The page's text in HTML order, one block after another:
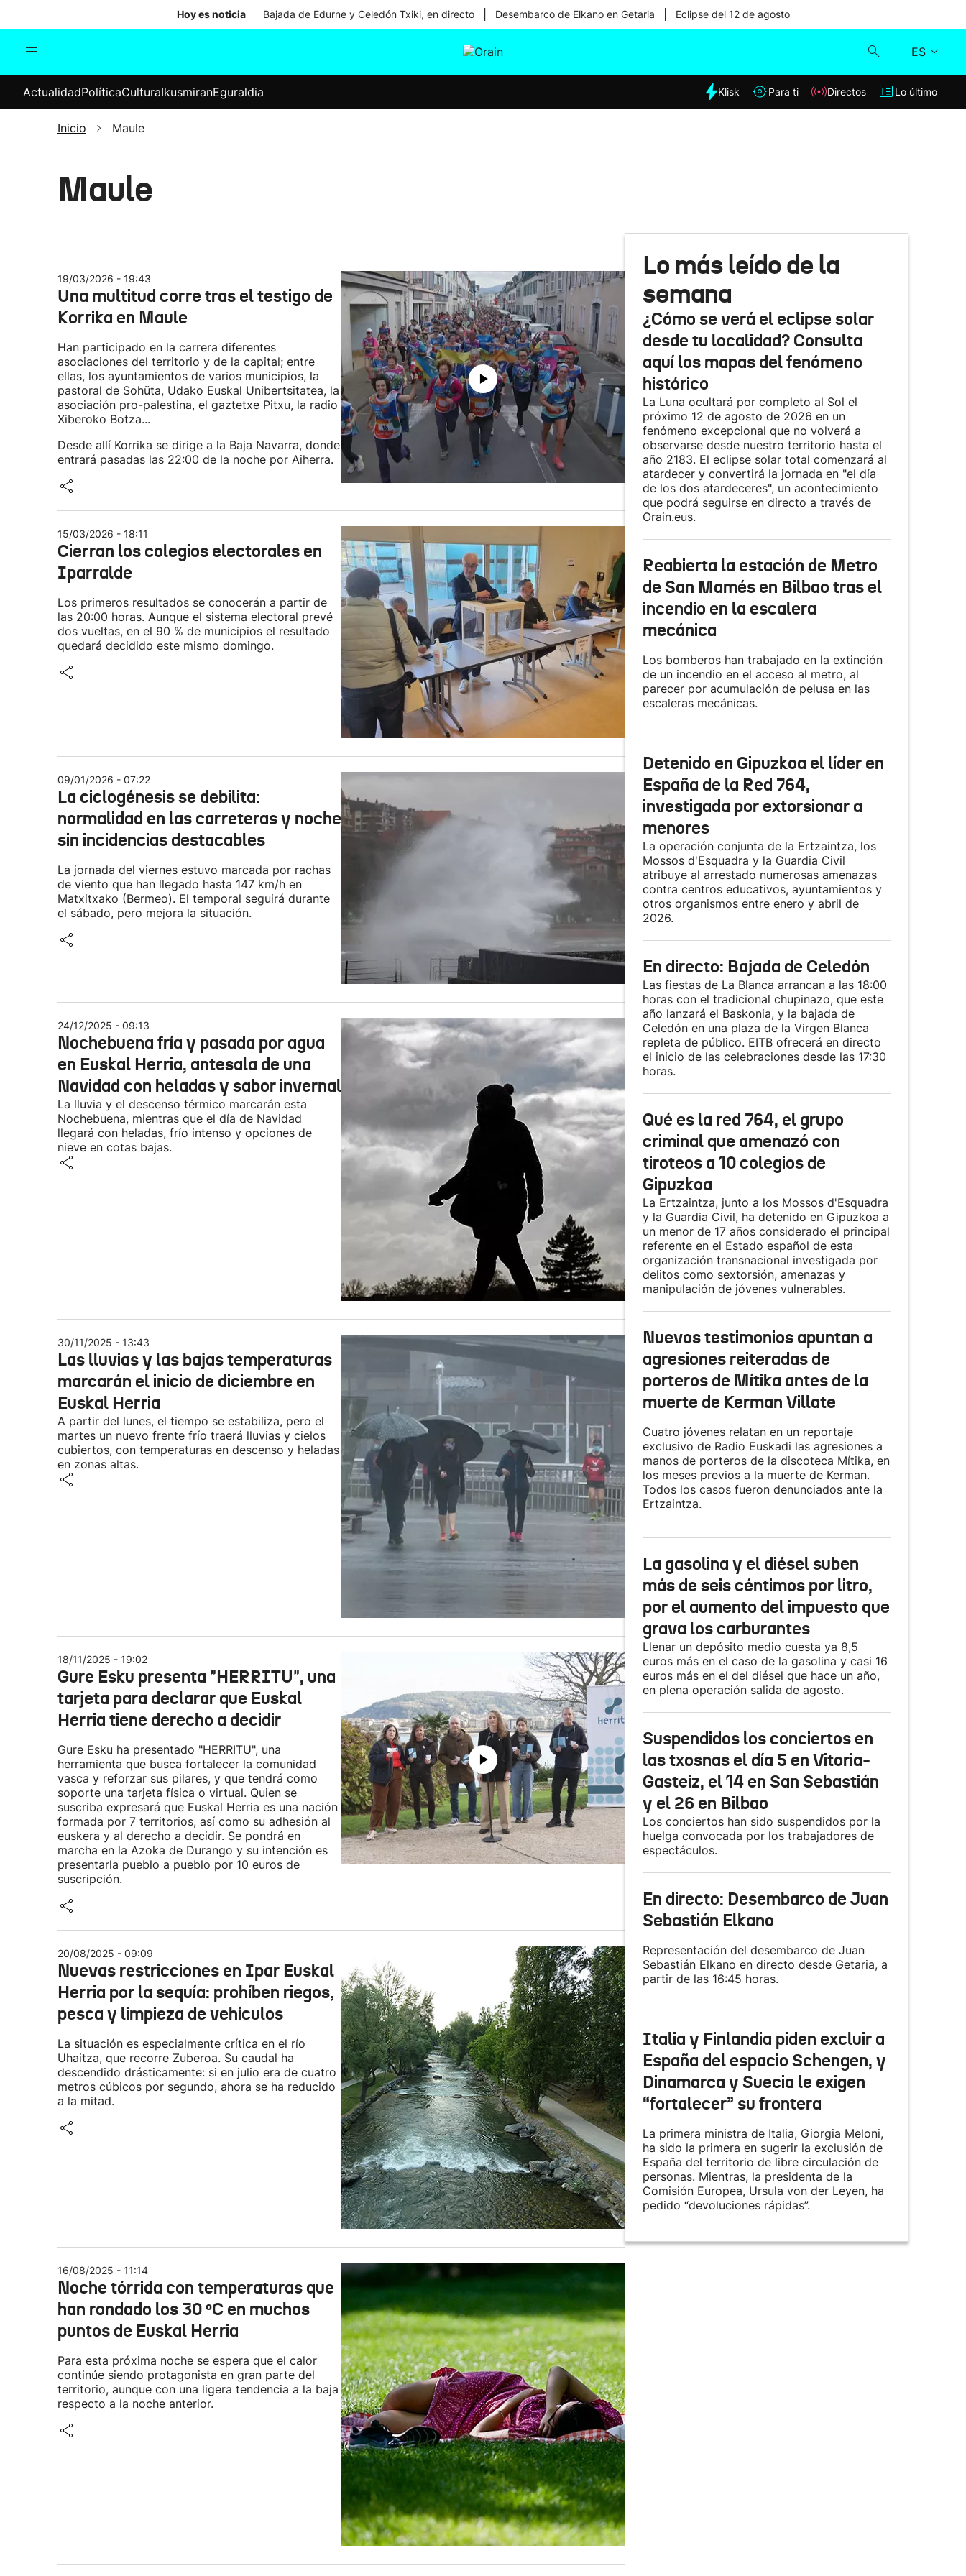
Hoy es noticia Bajada de Edurne y Celedón Txiki, en directo Desembarco de Elkano en Getaria Eclipse del 12 de agosto
ES
Internacional
Elecciones
Klisk
Lo último
ActualidadPolíticaCulturaIkusmiranEguraldia Klisk Para ti Directos Lo último
Inicio Maule
Maule
19/03/2026 - 19:43
Una multitud corre tras el testigo de
Korrika en Maule
Han participado en la carrera diferentes
asociaciones del territorio y de la capital; entre
ellas, los ayuntamientos de varios municipios, la
pastoral de Sohüta, Udako Euskal Unibertsitatea, la
asociación pro-palestina, el gaztetxe Pitxu, la radio
Xiberoko Botza...
Desde allí Korrika se dirige a la Baja Navarra, donde
entrará pasadas las 22:00 de la noche por Aiherra.
15/03/2026 - 18:11
Cierran los colegios electorales en
Iparralde
Los primeros resultados se conocerán a partir de
las 20:00 horas. Aunque el sistema electoral prevé
dos vueltas, en el 90 % de municipios el resultado
quedará decidido este mismo domingo.
09/01/2026 - 07:22
La ciclogénesis se debilita:
normalidad en las carreteras y noche
sin incidencias destacables
La jornada del viernes estuvo marcada por rachas
de viento que han llegado hasta 147 km/h en
Matxitxako (Bermeo). El temporal seguirá durante
el sábado, pero mejora la situación.
24/12/2025 - 09:13
Nochebuena fría y pasada por agua
en Euskal Herria, antesala de una
Navidad con heladas y sabor invernal
La lluvia y el descenso térmico marcarán esta
Nochebuena, mientras que el día de Navidad
llegará con heladas, frío intenso y opciones de
nieve en cotas bajas.
30/11/2025 - 13:43
Las lluvias y las bajas temperaturas
marcarán el inicio de diciembre en
Euskal Herria
A partir del lunes, el tiempo se estabiliza, pero el
martes un nuevo frente frío traerá lluvias y cielos
cubiertos, con temperaturas en descenso y heladas
en zonas altas.
18/11/2025 - 19:02
Gure Esku presenta "HERRITU", una
tarjeta para declarar que Euskal
Herria tiene derecho a decidir
Gure Esku ha presentado "HERRITU", una
herramienta que busca fortalecer la comunidad
vasca y reforzar sus pilares, y que tendrá como
soporte una tarjeta física o virtual. Quien se
suscriba expresará que Euskal Herria es una nación
formada por 7 territorios, así como su adhesión al
euskera y al derecho a decidir. Se pondrá en
marcha en la Azoka de Durango y su intención es
presentarla pueblo a pueblo por 10 euros de
suscripción.
20/08/2025 - 09:09
Nuevas restricciones en Ipar Euskal
Herria por la sequía: prohíben riegos,
pesca y limpieza de vehículos
La situación es especialmente crítica en el río
Uhaitza, que recorre Zuberoa. Su caudal ha
descendido drásticamente: si en julio era de cuatro
metros cúbicos por segundo, ahora se ha reducido
a la mitad.
16/08/2025 - 11:14
Noche tórrida con temperaturas que
han rondado los 30 ºC en muchos
puntos de Euskal Herria
Para esta próxima noche se espera que el calor
continúe siendo protagonista en gran parte del
territorio, aunque con una ligera tendencia a la baja
respecto a la noche anterior.
Lo más leído de la
semana
¿Cómo se verá el eclipse solar
desde tu localidad? Consulta
aquí los mapas del fenómeno
histórico
La Luna ocultará por completo al Sol el
próximo 12 de agosto de 2026 en un
fenómeno excepcional que no volverá a
observarse desde nuestro territorio hasta el
año 2183. El eclipse solar total comenzará al
atardecer y convertirá la jornada en "el día
de los dos atardeceres", un acontecimiento
que podrá seguirse en directo a través de
Orain.eus.
Reabierta la estación de Metro
de San Mamés en Bilbao tras el
incendio en la escalera
mecánica
Los bomberos han trabajado en la extinción
de un incendio en el acceso al metro, al
parecer por acumulación de pelusa en las
escaleras mecánicas.
Detenido en Gipuzkoa el líder en
España de la Red 764,
investigada por extorsionar a
menores
La operación conjunta de la Ertzaintza, los
Mossos d'Esquadra y la Guardia Civil
atribuye al arrestado numerosas amenazas
contra centros educativos, ayuntamientos y
otros organismos entre enero y abril de
2026.
En directo: Bajada de Celedón
Las fiestas de La Blanca arrancan a las 18:00
horas con el tradicional chupinazo, que este
año lanzará el Baskonia, y la bajada de
Celedón en una plaza de la Virgen Blanca
repleta de público. EITB ofrecerá en directo
el inicio de las celebraciones desde las 17:30
horas.
Qué es la red 764, el grupo
criminal que amenazó con
tiroteos a 10 colegios de
Gipuzkoa
La Ertzaintza, junto a los Mossos d'Esquadra
y la Guardia Civil, ha detenido en Gipuzkoa a
un menor de 17 años considerado el principal
referente en el Estado español de esta
organización transnacional investigada por
delitos como sextorsión, amenazas y
manipulación de jóvenes vulnerables.
Nuevos testimonios apuntan a
agresiones reiteradas de
porteros de Mítika antes de la
muerte de Kerman Villate
Cuatro jóvenes relatan en un reportaje
exclusivo de Radio Euskadi las agresiones a
manos de porteros de la discoteca Mítika, en
los meses previos a la muerte de Kerman.
Todos los casos fueron denunciados ante la
Ertzaintza.
La gasolina y el diésel suben
más de seis céntimos por litro,
por el aumento del impuesto que
grava los carburantes
Llenar un depósito medio cuesta ya 8,5
euros más en el caso de la gasolina y casi 16
euros más en el del diésel que hace un año,
en plena operación salida de agosto.
Suspendidos los conciertos en
las txosnas el día 5 en Vitoria-
Gasteiz, el 14 en San Sebastián
y el 26 en Bilbao
Los conciertos han sido suspendidos por la
huelga convocada por los trabajadores de
espectáculos.
En directo: Desembarco de Juan
Sebastián Elkano
Representación del desembarco de Juan
Sebastián Elkano en directo desde Getaria, a
partir de las 16:45 horas.
Italia y Finlandia piden excluir a
España del espacio Schengen, y
Dinamarca y Suecia le exigen
“fortalecer” su frontera
La primera ministra de Italia, Giorgia Meloni,
ha sido la primera en sugerir la exclusión de
España del territorio de libre circulación de
personas. Mientras, la presidenta de la
Comisión Europea, Ursula von der Leyen, ha
pedido “devoluciones rápidas”.